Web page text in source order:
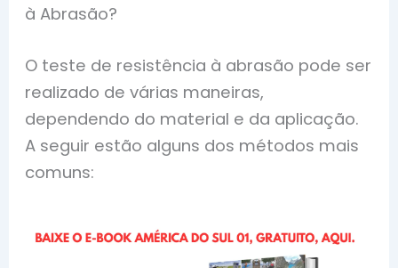
à Abrasão?
O teste de resistência à abrasão pode ser
realizado de várias maneiras,
dependendo do material e da aplicação.
A seguir estão alguns dos métodos mais
comuns: